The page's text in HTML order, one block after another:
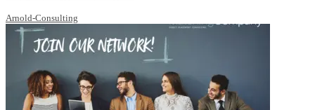
Arnold-Consulting